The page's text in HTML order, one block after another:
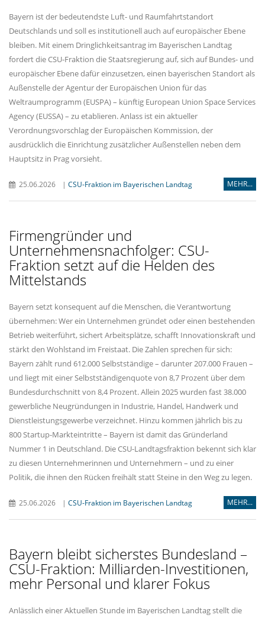
Bayern ist der bedeutendste Luft- und Raumfahrtstandort
Deutschlands und soll es institutionell auch auf europäischer Ebene
bleiben. Mit einem Dringlichkeitsantrag im Bayerischen Landtag
fordert die CSU-Fraktion die Staatsregierung auf, sich auf Bundes- und
europäischer Ebene dafür einzusetzen, einen bayerischen Standort als
Außenstelle der Agentur der Europäischen Union für das
Weltraumprogramm (EUSPA) – künftig European Union Space Services
Agency (EUSSA) – zu etablieren. Anlass ist ein aktueller
Verordnungsvorschlag der Europäischen Kommission, der
ausdrücklich die Einrichtung zusätzlicher Außenstellen neben dem
Hauptsitz in Prag vorsieht.
25.06.2026 | CSU-Fraktion im Bayerischen Landtag MEHR...
Firmengründer und
Unternehmensnachfolger: CSU-
Fraktion setzt auf die Helden des
Mittelstands
Bayern setzt konsequent auf die Menschen, die Verantwortung
übernehmen: Wer ein Unternehmen gründet oder einen bestehenden
Betrieb weiterführt, sichert Arbeitsplätze, schafft Innovationskraft und
stärkt den Wohlstand im Freistaat. Die Zahlen sprechen für sich:
Bayern zählt rund 612.000 Selbstständige – darunter 207.000 Frauen –
und liegt mit einer Selbstständigenquote von 8,7 Prozent über dem
Bundesdurchschnitt von 8,4 Prozent. Allein 2025 wurden fast 38.000
gewerbliche Neugründungen in Industrie, Handel, Handwerk und
Dienstleistungsgewerbe verzeichnet. Hinzu kommen jährlich bis zu
800 Startup-Markteintritte – Bayern ist damit das Gründerland
Nummer 1 in Deutschland. Die CSU-Landtagsfraktion bekennt sich klar
zu diesen Unternehmerinnen und Unternehmern – und zu einer
Politik, die ihnen den Rücken freihält statt Steine in den Weg zu legen.
25.06.2026 | CSU-Fraktion im Bayerischen Landtag MEHR...
Bayern bleibt sicherstes Bundesland –
CSU-Fraktion: Milliarden-Investitionen,
mehr Personal und klarer Fokus
Anlässlich einer Aktuellen Stunde im Bayerischen Landtag stellt die